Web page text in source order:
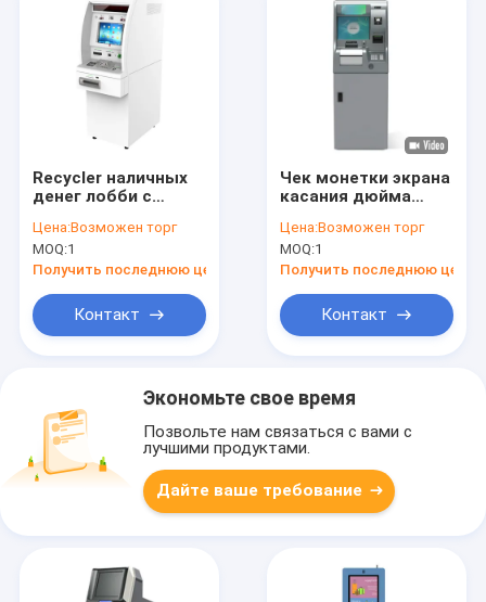
Recycler наличных
денег лобби с
наличных денег Atm
проверки или
монетки
Цена:Возможен торг
MOQ:1
Получить последнюю цену
Контакт
Чек монетки экрана
касания дюйма
наличных денег
ATM
Цена:Возможен торг
MOQ:1
Получить последнюю цену
Контакт
Экономьте свое время
Позвольте нам связаться с вами с
лучшими продуктами.
Дайте ваше требование